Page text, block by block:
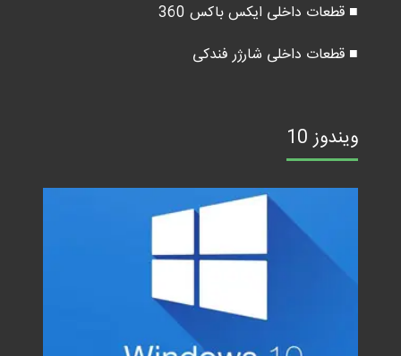
■ قطعات داخلی ایکس باکس 360
■ قطعات داخلی شارژر فندکی
ویندوز 10